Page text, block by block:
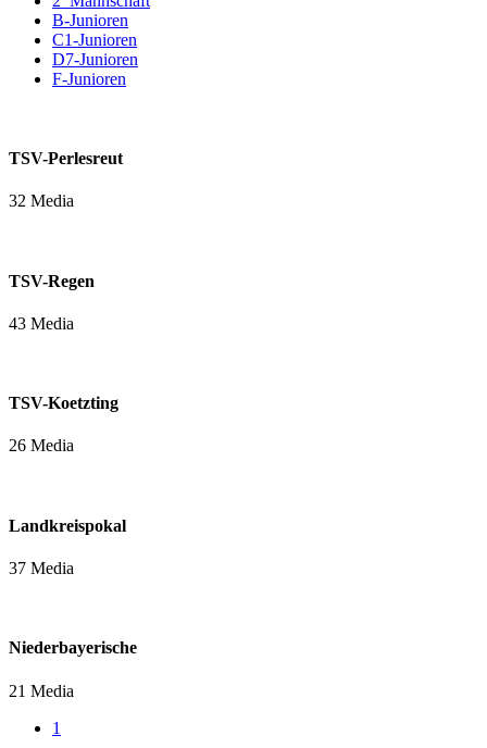
B-Junioren
C1-Junioren
D7-Junioren
F-Junioren
TSV-Perlesreut
32 Media
TSV-Regen
43 Media
TSV-Koetzting
26 Media
Landkreispokal
37 Media
Niederbayerische
21 Media
1